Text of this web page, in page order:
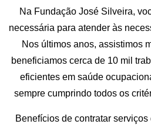
Na Fundação José Silveira,
necessária para atender às
Nos últimos anos, assistimos
beneficiamos cerca de 10 mil
eficientes em saúde
sempre cumprindo todos os
Benefícios de contratar